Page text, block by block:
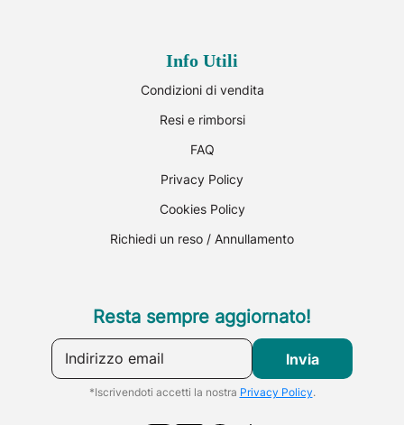
Info Utili
Condizioni di vendita
Resi e rimborsi
FAQ
Privacy Policy
Cookies Policy
Richiedi un reso / Annullamento
Resta sempre aggiornato!
Indirizzo email Invia
*Iscrivendoti accetti la nostra Privacy Policy.